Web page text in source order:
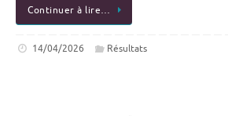
Continuer à lire…
14/04/2026 Résultats